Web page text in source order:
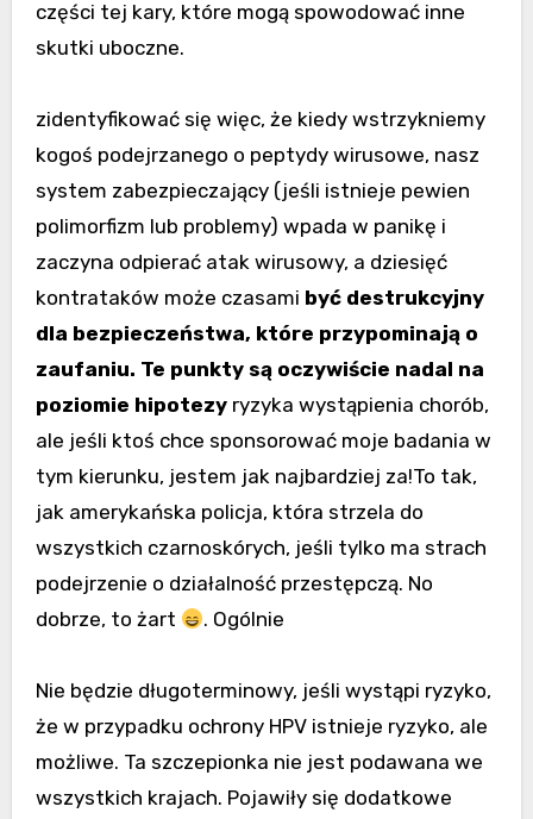
części tej kary, które mogą spowodować inne
skutki uboczne.
zidentyfikować się więc, że kiedy wstrzykniemy
kogoś podejrzanego o peptydy wirusowe, nasz
system zabezpieczający (jeśli istnieje pewien
polimorfizm lub problemy) wpada w panikę i
zaczyna odpierać atak wirusowy, a dziesięć
kontrataków może czasami być destrukcyjny
dla bezpieczeństwa, które przypominają o
zaufaniu. Te punkty są oczywiście nadal na
poziomie hipotezyryzyka wystąpienia chorób,
ale jeśli ktoś chce sponsorować moje badania w
tym kierunku, jestem jak najbardziej za!To tak,
jak amerykańska policja, która strzela do
wszystkich czarnoskórych, jeśli tylko ma strach
podejrzenie o działalność przestępczą. No
dobrze, to żart
. Ogólnie
Nie będzie długoterminowy, jeśli wystąpi ryzyko,
że w przypadku ochrony HPV istnieje ryzyko, ale
możliwe. Ta szczepionka nie jest podawana we
wszystkich krajach. Pojawiły się dodatkowe